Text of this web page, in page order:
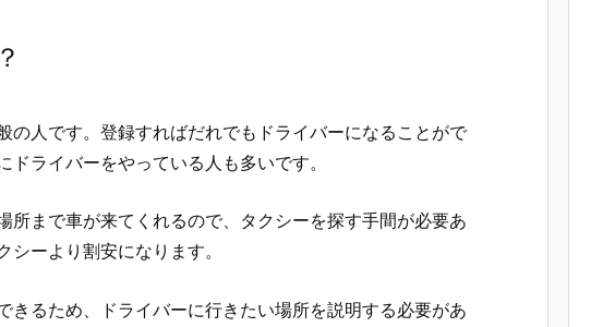
の人です。登録すればだれでもドライバーになることがで
ライバーをやっている人も多いです。
所まで車が来てくれるので、タクシーを探す手間が必要あ
ーより割安になります。
きるため、ドライバーに行きたい場所を説明する必要があ